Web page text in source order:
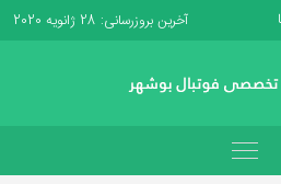
آخرین بروزرسانی: 28 ژانویه 2020